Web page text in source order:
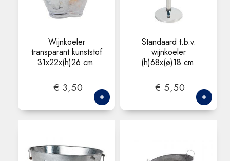
Wijnkoeler
transparant kunststof
31x22x(h)26 cm.
€ 3,50
Standaard t.b.v.
wijnkoeler
(h)68x(ø)18 cm.
€ 5,50